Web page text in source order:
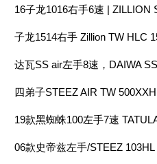
达瓦SS air左手8速，DAIWA
四弟子STEEZ AIR TW
06款史帝兹左手/STEEZ 103HL